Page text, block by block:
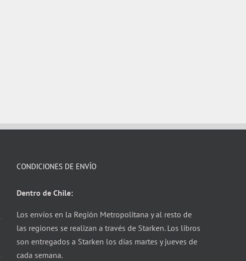
CONDICIONES DE ENVÍO
Dentro de Chile:
Los envíos en la Región Metropolitana y al resto de
las regiones se realizan a través de Starken. Los libros
son entregados a Starken los días martes y jueves de
cada semana.